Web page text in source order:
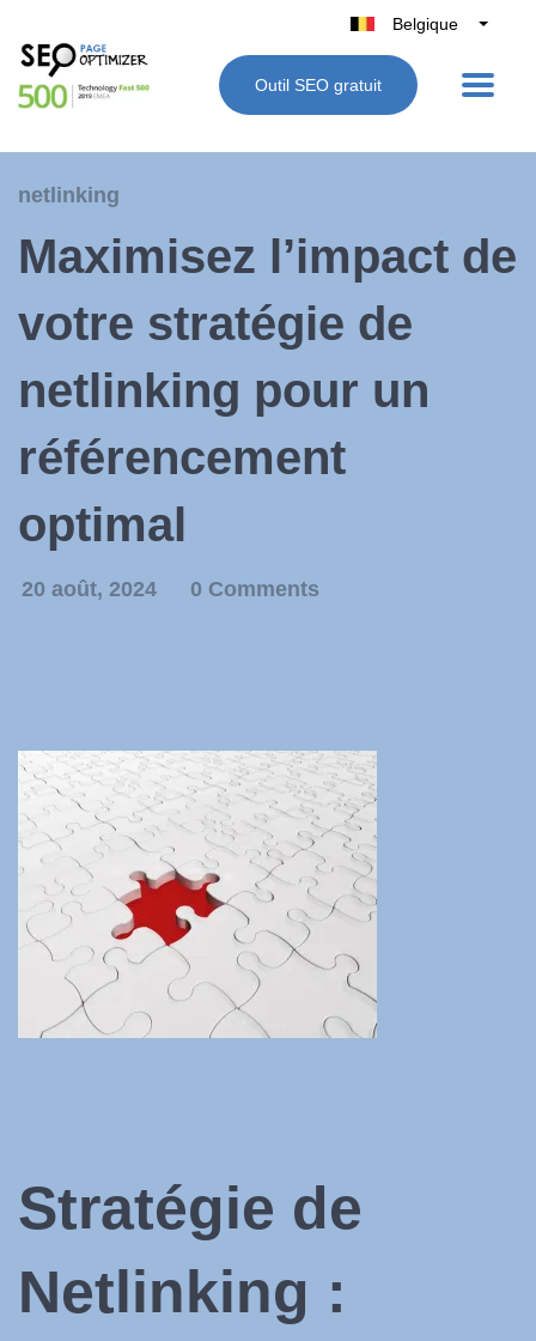
Belgique
België
Nederland
España
Outil SEO gratuit
netlinking
Maximisez l’impact de
votre stratégie de
netlinking pour un
référencement
optimal
20 août, 2024 0 Comments
Stratégie de
Netlinking :